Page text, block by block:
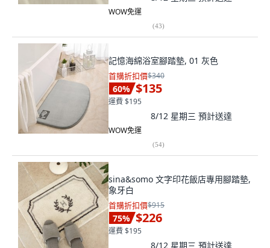
WOW免運
(43)
記憶海綿浴室腳踏墊, 01 灰色
首購折扣價$340
60% $135
運費 $195
8/12 星期三 預計送達
WOW免運
(54)
sina&somo 文字印花飯店專用腳踏墊,
象牙白
首購折扣價$915
75% $226
運費 $195
8/12 星期三 預計送達